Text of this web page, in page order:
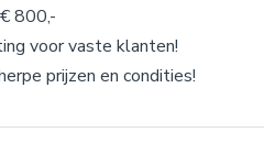
800,-
voor vaste klanten!
prijzen en condities!